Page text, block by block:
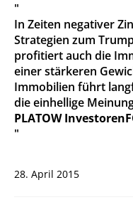
"
In Zeiten negativer
Strategien zum
profitiert auch die
einer stärkeren
Immobilien führt
die einhellige
PLATOW
"
28. April 2015